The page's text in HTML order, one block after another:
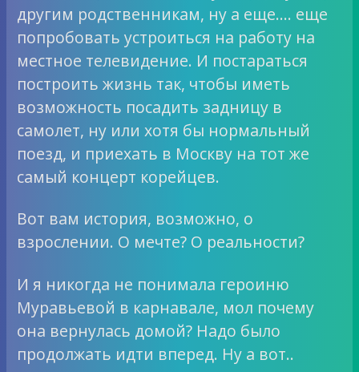
другим родственникам, ну а еще…. еще
попробовать устроиться на работу на
местное телевидение. И постараться
построить жизнь так, чтобы иметь
возможность посадить задницу в
самолет, ну или хотя бы нормальный
поезд, и приехать в Москву на тот же
самый концерт корейцев.
Вот вам история, возможно, о
взрослении. О мечте? О реальности?
И я никогда не понимала героиню
Муравьевой в карнавале, мол почему
она вернулась домой? Надо было
продолжать идти вперед. Ну а вот..